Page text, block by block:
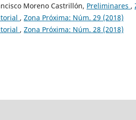
Moreno Castrillón, Preliminares ,
, Zona Próxima: Núm. 29 (2018)
, Zona Próxima: Núm. 28 (2018)